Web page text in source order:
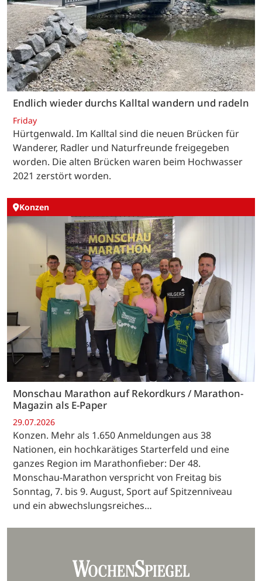
Endlich wieder durchs Kalltal wandern und radeln
Friday
Hürtgenwald. Im Kalltal sind die neuen Brücken für
Wanderer, Radler und Naturfreunde freigegeben
worden. Die alten Brücken waren beim Hochwasser
2021 zerstört worden.
Konzen
Monschau Marathon auf Rekordkurs / Marathon-
Magazin als E-Paper
29.07.2026
Konzen. Mehr als 1.650 Anmeldungen aus 38
Nationen, ein hochkarätiges Starterfeld und eine
ganzes Region im Marathonfieber: Der 48.
Monschau-Marathon verspricht von Freitag bis
Sonntag, 7. bis 9. August, Sport auf Spitzenniveau
und ein abwechslungsreiches…